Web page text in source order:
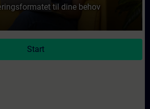
til dine behov
Start